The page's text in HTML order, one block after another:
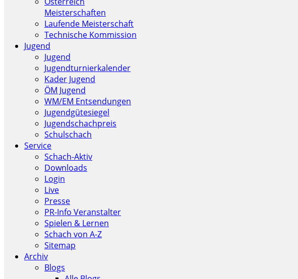
Meisterschaften
Laufende Meisterschaft
Technische Kommission
Jugend
Jugend
Jugendturnierkalender
Kader Jugend
ÖM Jugend
WM/EM Entsendungen
Jugendgütesiegel
Jugendschachpreis
Schulschach
Service
Schach-Aktiv
Downloads
Login
Live
Presse
PR-Info Veranstalter
Spielen & Lernen
Schach von A-Z
Sitemap
Archiv
Blogs